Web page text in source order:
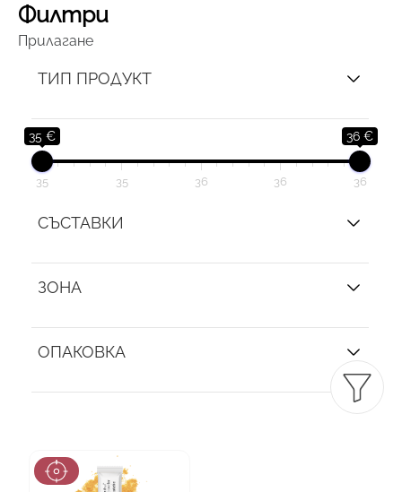
Филтри
Прилагане
ТИП ПРОДУКТ
35 € 36 €
35 35 36 36 36
СЪСТАВКИ
ЗОНА
ОПАКОВКА